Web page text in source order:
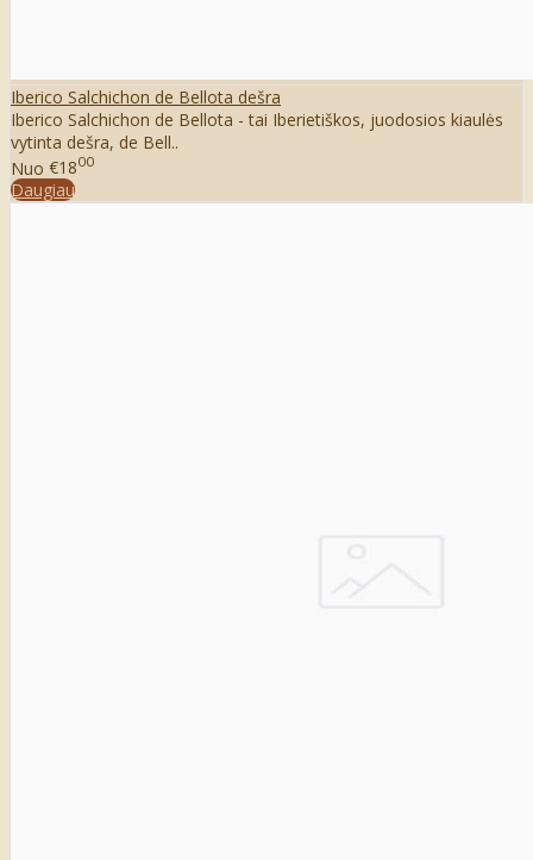
Iberico Salchichon de Bellota dešra
Iberico Salchichon de Bellota - tai Iberietiškos, juodosios kiaulės
vytinta dešra, de Bell..
Nuo €1800
Daugiau